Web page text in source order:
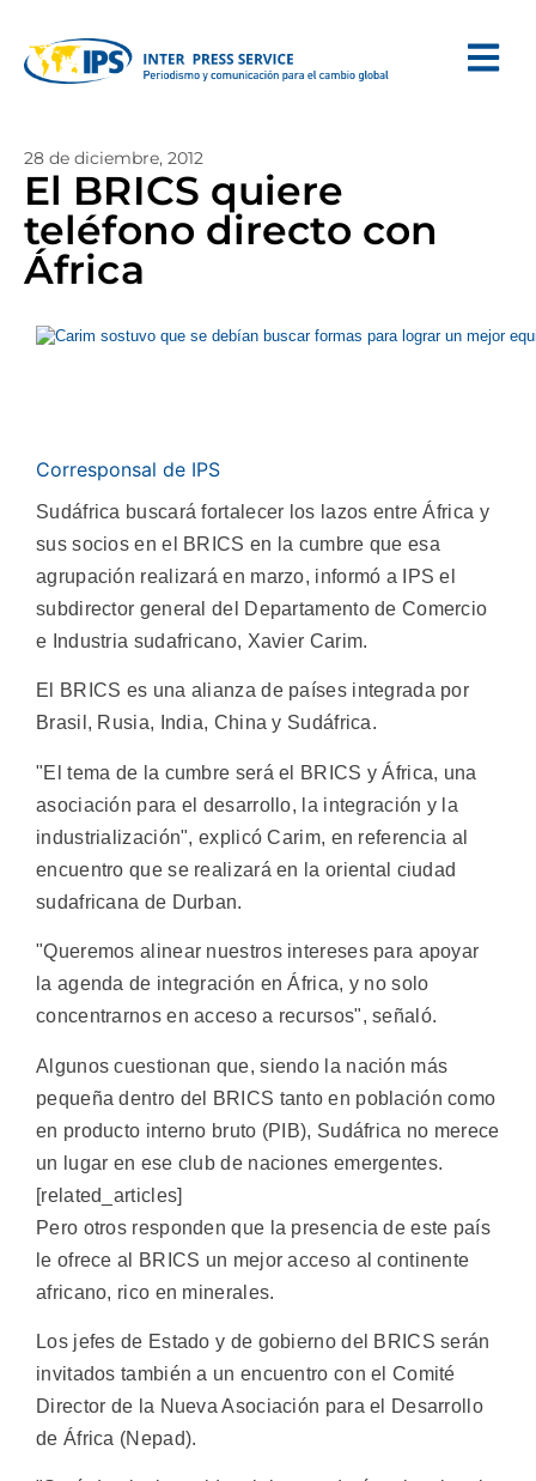
28 de diciembre, 2012
El BRICS quiere
teléfono directo con
África
Corresponsal de IPS
Sudáfrica buscará fortalecer los lazos entre África y
sus socios en el BRICS en la cumbre que esa
agrupación realizará en marzo, informó a IPS el
subdirector general del Departamento de Comercio
e Industria sudafricano, Xavier Carim.
El BRICS es una alianza de países integrada por
Brasil, Rusia, India, China y Sudáfrica.
"El tema de la cumbre será el BRICS y África, una
asociación para el desarrollo, la integración y la
industrialización", explicó Carim, en referencia al
encuentro que se realizará en la oriental ciudad
sudafricana de Durban.
"Queremos alinear nuestros intereses para apoyar
la agenda de integración en África, y no solo
concentrarnos en acceso a recursos", señaló.
Algunos cuestionan que, siendo la nación más
pequeña dentro del BRICS tanto en población como
en producto interno bruto (PIB), Sudáfrica no merece
un lugar en ese club de naciones emergentes.
[related_articles]
Pero otros responden que la presencia de este país
le ofrece al BRICS un mejor acceso al continente
africano, rico en minerales.
Los jefes de Estado y de gobierno del BRICS serán
invitados también a un encuentro con el Comité
Director de la Nueva Asociación para el Desarrollo
de África (Nepad).